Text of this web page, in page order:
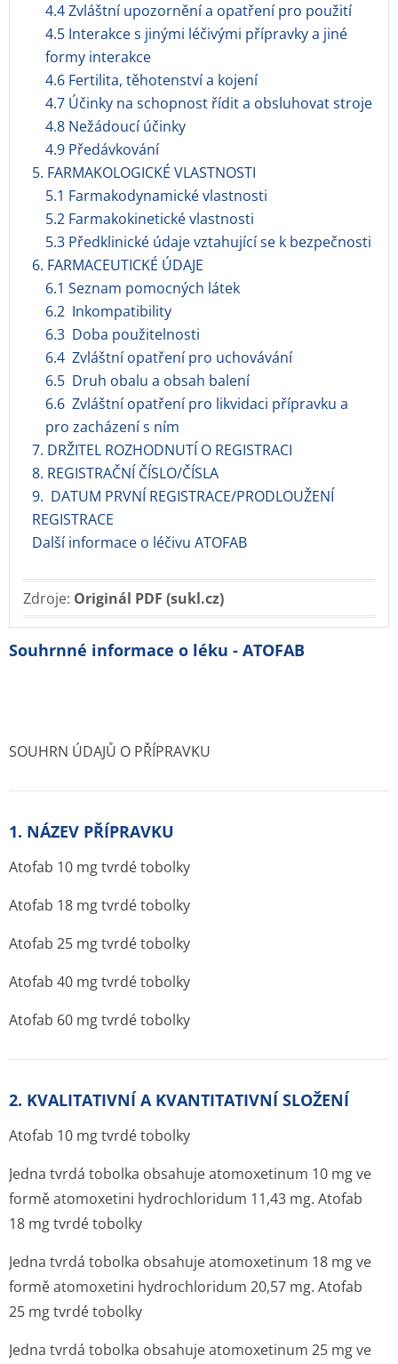
4.4 Zvláštní upozornění a opatření pro použití
4.5 Interakce s jinými léčivými přípravky a jiné
formy interakce
4.6 Fertilita, těhotenství a kojení
4.7 Účinky na schopnost řídit a obsluhovat stroje
4.8 Nežádoucí účinky
4.9 Předávkování
5. FARMAKOLOGICKÉ VLASTNOSTI
5.1 Farmakodynamické vlastnosti
5.2 Farmakokinetické vlastnosti
5.3 Předklinické údaje vztahující se k bezpečnosti
6. FARMACEUTICKÉ ÚDAJE
6.1 Seznam pomocných látek
6.2 Inkompatibility
6.3 Doba použitelnosti
6.4 Zvláštní opatření pro uchovávání
6.5 Druh obalu a obsah balení
6.6 Zvláštní opatření pro likvidaci přípravku a
pro zacházení s ním
7. DRŽITEL ROZHODNUTÍ O REGISTRACI
8. REGISTRAČNÍ ČÍSLO/ČÍSLA
9. DATUM PRVNÍ REGISTRACE/PRODLOUŽENÍ
REGISTRACE
Další informace o léčivu ATOFAB
Zdroje: Originál PDF (sukl.cz)
Souhrnné informace o léku - ATOFAB
SOUHRN ÚDAJŮ O PŘÍPRAVKU
1. NÁZEV PŘÍPRAVKU
Atofab 10 mg tvrdé tobolky
Atofab 18 mg tvrdé tobolky
Atofab 25 mg tvrdé tobolky
Atofab 40 mg tvrdé tobolky
Atofab 60 mg tvrdé tobolky
2. KVALITATIVNÍ A KVANTITATIVNÍ SLOŽENÍ
Atofab 10 mg tvrdé tobolky
Jedna tvrdá tobolka obsahuje atomoxetinum 10 mg ve
formě atomoxetini hydrochloridum 11,43 mg. Atofab
18 mg tvrdé tobolky
Jedna tvrdá tobolka obsahuje atomoxetinum 18 mg ve
formě atomoxetini hydrochloridum 20,57 mg. Atofab
25 mg tvrdé tobolky
Jedna tvrdá tobolka obsahuje atomoxetinum 25 mg ve